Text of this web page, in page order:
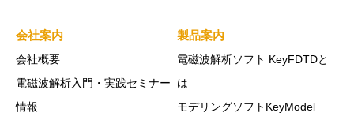
会社案内
会社概要
電磁波解析入門・実践セミナー
情報
製品案内
電磁波解析ソフト KeyFDTDと
は
モデリングソフトKeyModel